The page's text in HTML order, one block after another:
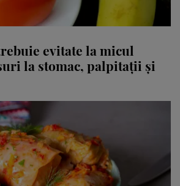
evitate la micul
la stomac, palpitații și